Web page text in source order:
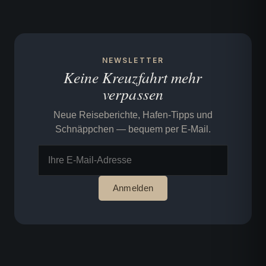
NEWSLETTER
Keine Kreuzfahrt mehr
verpassen
Neue Reiseberichte, Hafen-Tipps und
Schnäppchen — bequem per E-Mail.
Anmelden